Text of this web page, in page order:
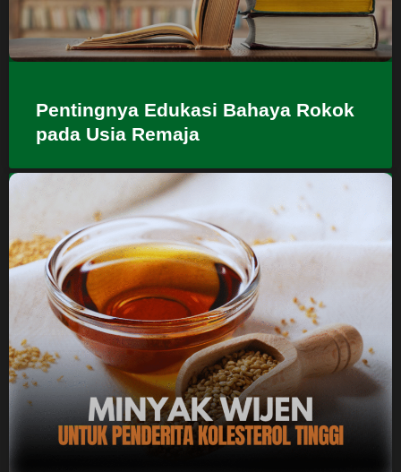
Pentingnya Edukasi Bahaya Rokok
pada Usia Remaja